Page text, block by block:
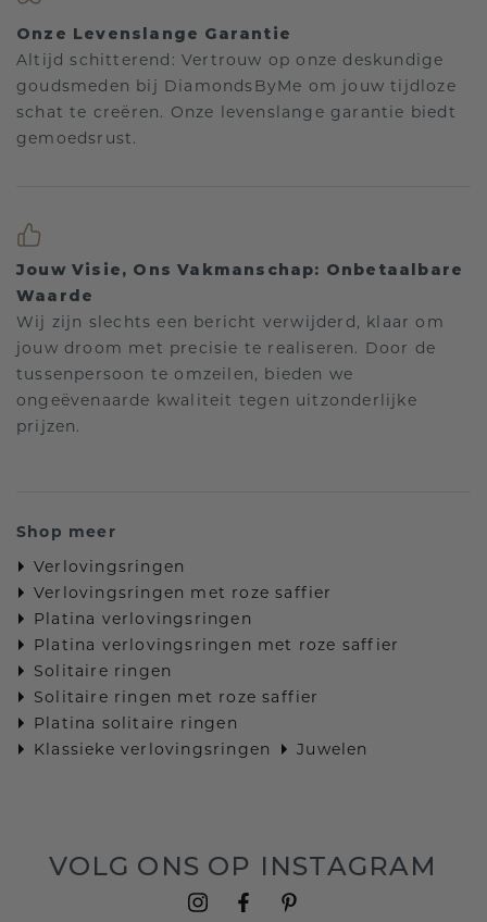
Onze Levenslange Garantie
Altijd schitterend: Vertrouw op onze deskundige
goudsmeden bij DiamondsByMe om jouw tijdloze
schat te creëren. Onze levenslange garantie biedt
gemoedsrust.
Jouw Visie, Ons Vakmanschap: Onbetaalbare
Waarde
Wij zijn slechts een bericht verwijderd, klaar om
jouw droom met precisie te realiseren. Door de
tussenpersoon te omzeilen, bieden we
ongeëvenaarde kwaliteit tegen uitzonderlijke
prijzen.
Shop meer
Verlovingsringen
Verlovingsringen met roze saffier
Platina verlovingsringen
Platina verlovingsringen met roze saffier
Solitaire ringen
Solitaire ringen met roze saffier
Platina solitaire ringen
Klassieke verlovingsringen
Juwelen
VOLG ONS OP INSTAGRAM